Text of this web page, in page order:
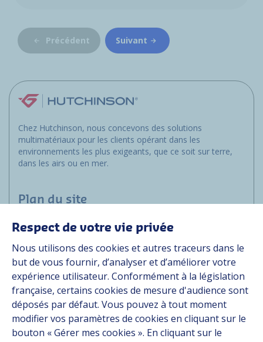
Précédent Suivant
Chez Hutchinson, nous concevons des solutions
multimatériaux pour les clients opérant dans les
environnements les plus exigeants, que ce soit sur terre,
dans les airs ou en mer.
Plan du site
Marchés
Solutions
Ressources
À propos
Carrière
Contact
Respect de votre vie privée
Nous utilisons des cookies et autres traceurs dans le
but de vous fournir, d’analyser et d’améliorer votre
expérience utilisateur. Conformément à la législation
française, certains cookies de mesure d'audience sont
déposés par défaut. Vous pouvez à tout moment
modifier vos paramètres de cookies en cliquant sur le
bouton « Gérer mes cookies ». En cliquant sur le